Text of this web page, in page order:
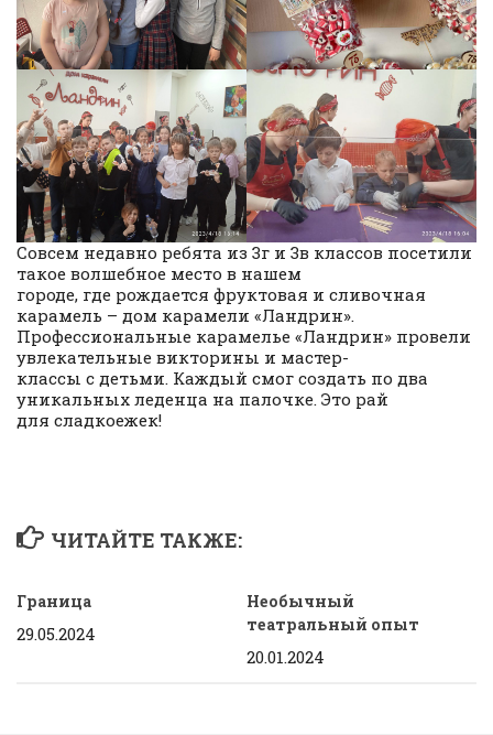
Совсем недавно ребята из 3г и 3в классов посетили
такое волшебное место в нашем
городе, где рождается фруктовая и сливочная
карамель – дом карамели «Ландрин».
Профессиональные карамелье «Ландрин» провели
увлекательные викторины и мастер-
классы с детьми. Каждый смог создать по два
уникальных леденца на палочке. Это рай
для сладкоежек!
ЧИТАЙТЕ ТАКЖЕ:
Граница
29.05.2024
Необычный
театральный опыт
20.01.2024